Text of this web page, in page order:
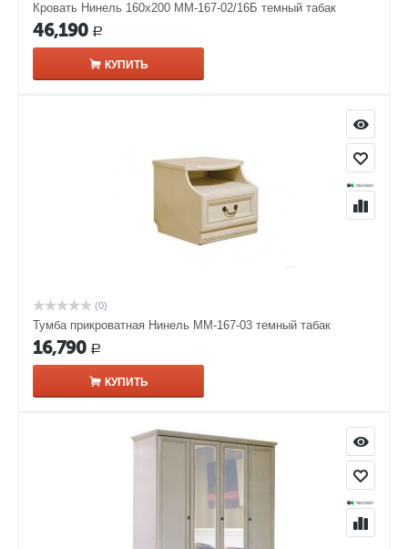
Кровать Нинель 160х200 ММ-167-02/16Б темный табак
46,190 Р
КУПИТЬ
(0)
Тумба прикроватная Нинель ММ-167-03 темный табак
16,790 Р
КУПИТЬ